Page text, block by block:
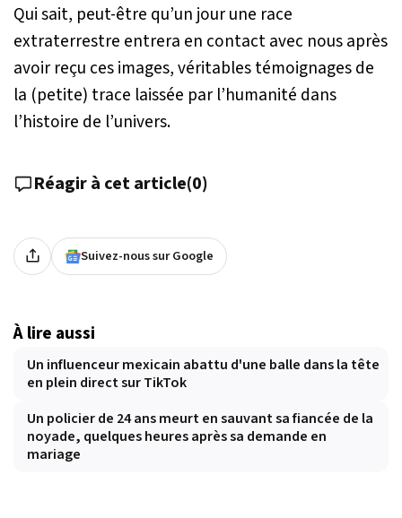
Qui sait, peut-être qu’un jour une race
extraterrestre entrera en contact avec nous après
avoir reçu ces images, véritables témoignages de
la (petite) trace laissée par l’humanité dans
l’histoire de l’univers.
Réagir à cet article(0)
Suivez-nous sur Google
À lire aussi
Un influenceur mexicain abattu d'une balle dans la tête
en plein direct sur TikTok
Un policier de 24 ans meurt en sauvant sa fiancée de la
noyade, quelques heures après sa demande en
mariage